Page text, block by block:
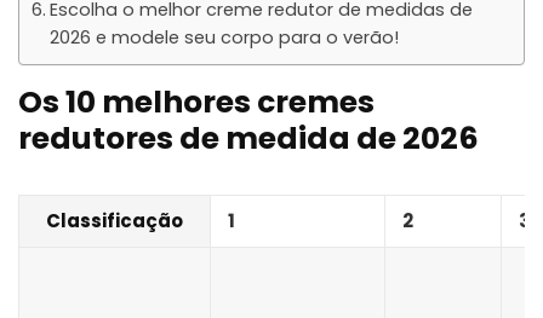
Escolha o melhor creme redutor de medidas de
2026 e modele seu corpo para o verão!
Os 10 melhores cremes
redutores de medida de 2026
Classificação 1 2 3